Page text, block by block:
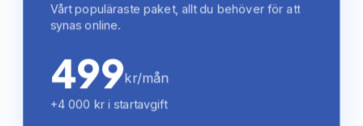
Vårt populäraste paket, allt du behöver för att
synas online.
499kr/mån
+4 000 kr i startavgift